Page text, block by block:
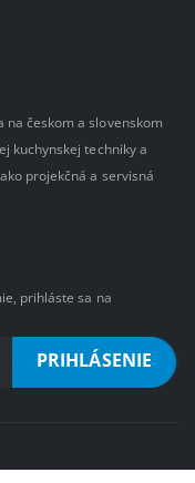
českom a slovenskom
kuchynskej techniky a
projekčná a servisná
prihláste sa na